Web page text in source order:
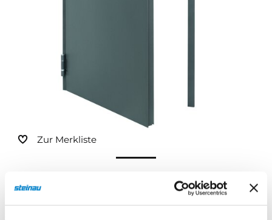
Dachboden­treppen
Zur Merkliste